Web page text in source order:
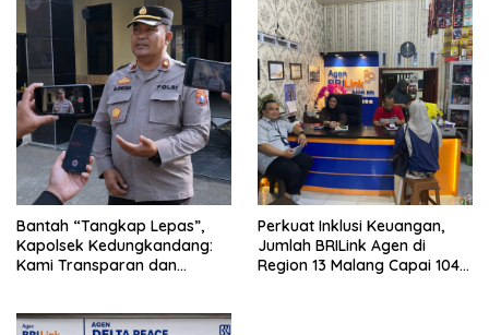
Bantah “Tangkap Lepas”,
Kapolsek Kedungkandang:
Kami Transparan dan
Perkuat Inklusi Keuangan,
Jumlah BRILink Agen di
Region 13 Malang Capai 104